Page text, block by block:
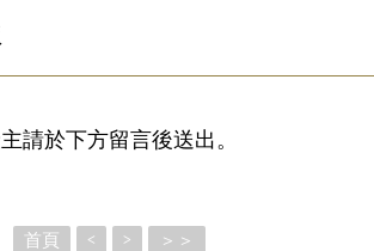
請於下方留言後送出。
首頁 < > ＞＞